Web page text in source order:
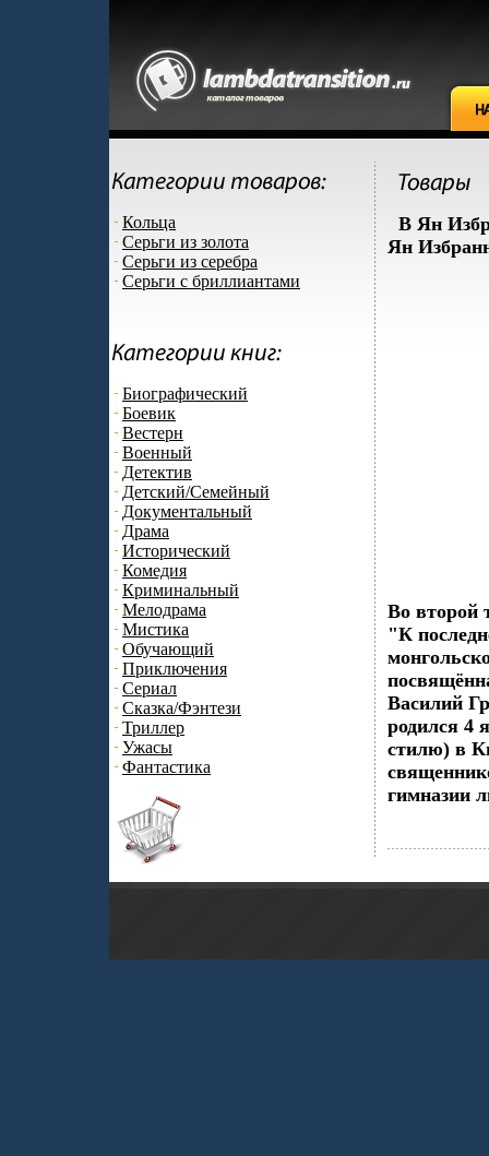
Кольца
Серьги из золота
Серьги из серебра
Серьги с бриллиантами
Биографический
Боевик
Вестерн
Военный
Детектив
Детский/Семейный
Документальный
Драма
Исторический
Комедия
Криминальный
Мелодрама
Мистика
Обучающий
Приключения
Сериал
Сказка/Фэнтези
Триллер
Ужасы
Фантастика
В Ян
Ян
Во второй
"К
Василий
родился 4
стилю) в
гимназии